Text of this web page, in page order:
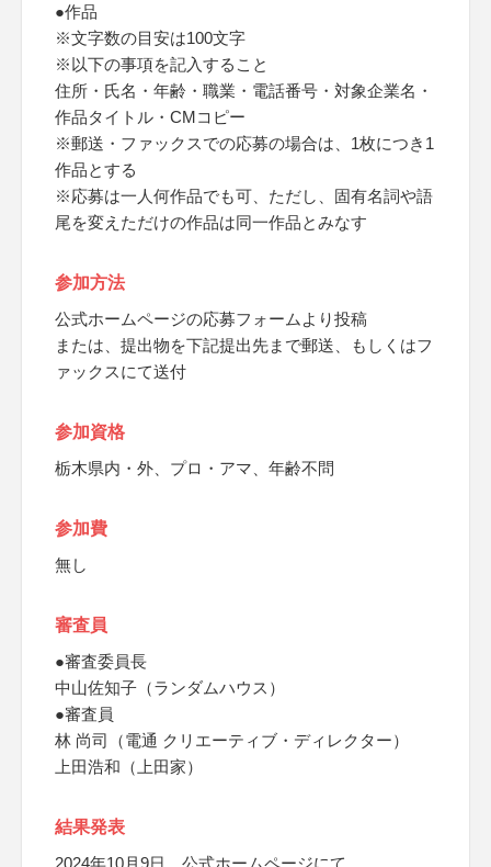
●作品
※文字数の目安は100文字
※以下の事項を記入すること
住所・氏名・年齢・職業・電話番号・対象企業名・
作品タイトル・CMコピー
※郵送・ファックスでの応募の場合は、1枚につき1
作品とする
※応募は一人何作品でも可、ただし、固有名詞や語
尾を変えただけの作品は同一作品とみなす
参加方法
公式ホームページの応募フォームより投稿
または、提出物を下記提出先まで郵送、もしくはフ
ァックスにて送付
参加資格
栃木県内・外、プロ・アマ、年齢不問
参加費
無し
審査員
●審査委員長
中山佐知子（ランダムハウス）
●審査員
林 尚司（電通 クリエーティブ・ディレクター）
上田浩和（上田家）
結果発表
2024年10月9日、公式ホームページにて